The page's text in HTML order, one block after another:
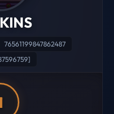
76561199847862487